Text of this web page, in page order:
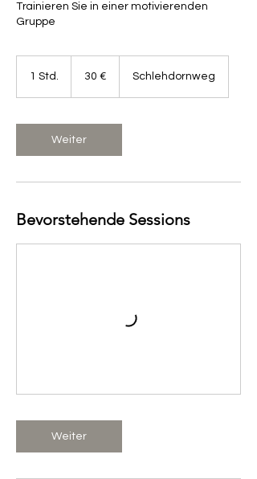
Trainieren Sie in einer motivierenden
Gruppe
1 Std.
d
30 € Schlehdornweg
Weiter
Bevorstehende Sessions
Weiter